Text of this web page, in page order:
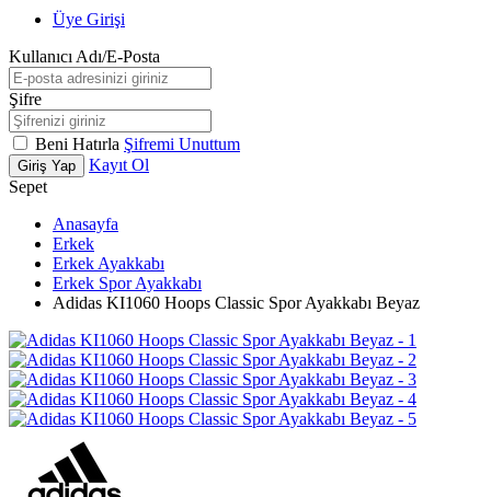
Üye Girişi
Kullanıcı Adı/E-Posta
Şifre
Beni Hatırla Şifremi Unuttum
Giriş Yap
Kayıt Ol
Sepet
Anasayfa
Erkek
Erkek Ayakkabı
Erkek Spor Ayakkabı
Adidas KI1060 Hoops Classic Spor Ayakkabı Beyaz